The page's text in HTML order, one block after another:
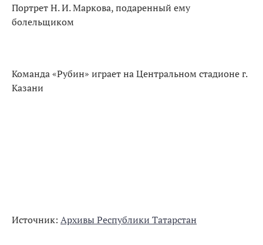
Портрет Н. И. Маркова, подаренный ему
болельщиком
Команда «Рубин» играет на Центральном стадионе г.
Казани
Источник: Архивы Республики Татарстан